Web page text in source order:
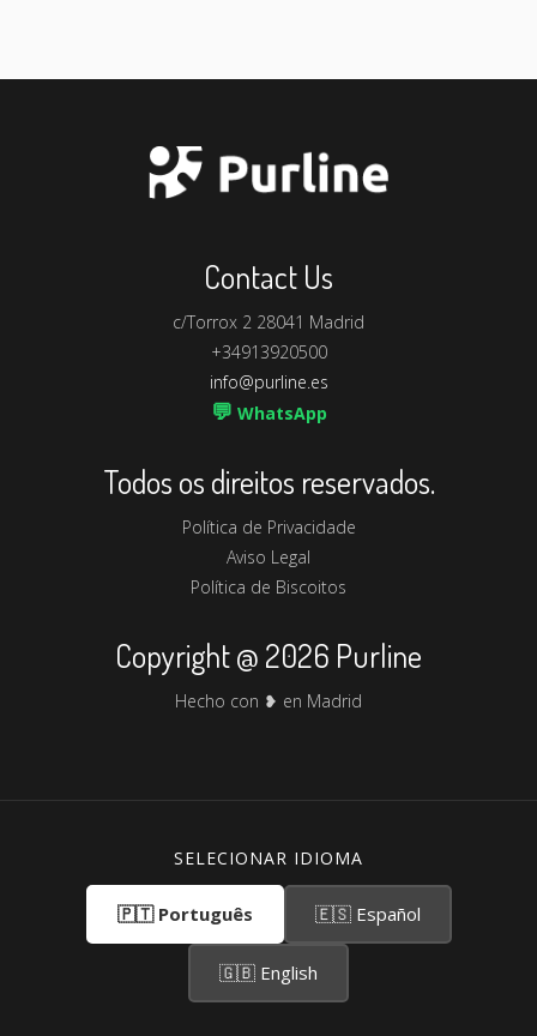
Contact Us
c/Torrox 2 28041 Madrid
+34913920500
info@purline.es
💬 WhatsApp
Todos os direitos reservados.
Política de Privacidade
Aviso Legal
Política de Biscoitos
Copyright @ 2026 Purline
Hecho con ❥ en Madrid
SELECIONAR IDIOMA
🇵🇹 Português 🇪🇸 Español
🇬🇧 English